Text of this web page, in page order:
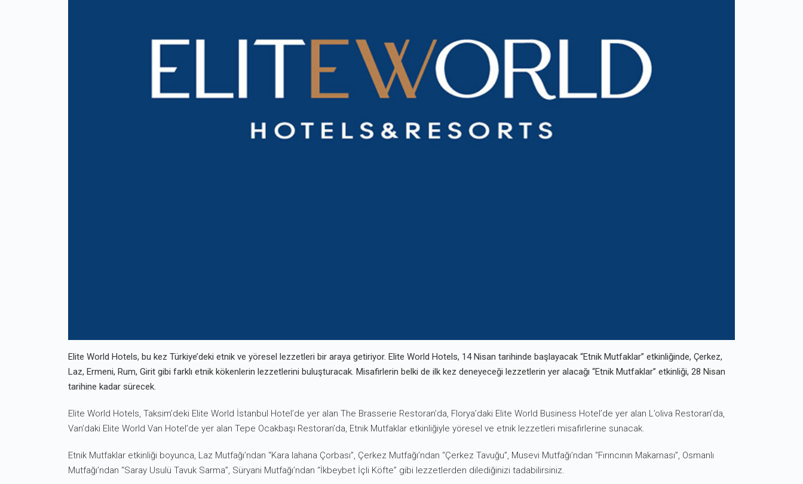
Elite World Hotels, bu kez Türkiye’deki etnik ve yöresel lezzetleri bir araya getiriyor. Elite World Hotels, 14 Nisan tarihinde başlayacak “Etnik Mutfaklar” etkinliğinde, Çerkez,
Laz, Ermeni, Rum, Girit gibi farklı etnik kökenlerin lezzetlerini buluşturacak. Misafirlerin belki de ilk kez deneyeceği lezzetlerin yer alacağı “Etnik Mutfaklar” etkinliği, 28 Nisan
tarihine kadar sürecek.
Elite World Hotels, Taksim’deki Elite World İstanbul Hotel’de yer alan The Brasserie Restoran’da, Florya’daki Elite World Business Hotel’de yer alan L’oliva Restoran’da,
Van’daki Elite World Van Hotel’de yer alan Tepe Ocakbaşı Restoran’da, Etnik Mutfaklar etkinliğiyle yöresel ve etnik lezzetleri misafirlerine sunacak.
Etnik Mutfaklar etkinliği boyunca, Laz Mutfağı’ndan “Kara lahana Çorbası”, Çerkez Mutfağı’ndan “Çerkez Tavuğu”, Musevi Mutfağı’ndan “Fırıncının Makarnası”, Osmanlı
Mutfağı’ndan “Saray Usulü Tavuk Sarma”, Süryani Mutfağı’ndan “İkbeybet İçli Köfte” gibi lezzetlerden dilediğinizi tadabilirsiniz.